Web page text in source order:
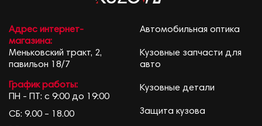
Адрес интернет-
магазина:
Меньковский тракт, 2,
павильон 18/7
График работы:
ПН - ПТ: с 9:00 до 19:00
СБ: 9.00 – 18.00
Автомобильная оптика
Кузовные запчасти для
авто
Кузовные детали
Защита кузова